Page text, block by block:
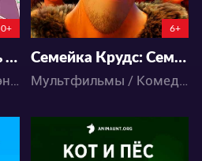
0+
Размеренная жизнь чит-фармацевта: Создание аптеки в альтернативном мире
Аниме / Комедия / Фэнтези
6+
Семейка Крудс: Семейное древо
Мультфильмы / Комедия / Приключения / Фэнтези